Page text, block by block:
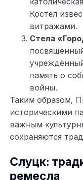
Костёл
витражами.
Стела
память о
войны.
Таким образом,
историческими
важным
сохраняются
Слуцк:
ремесла